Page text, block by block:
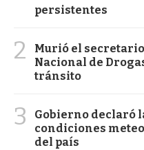
persistentes
2
Murió el
Nacional de
tránsito
3
Gobierno declaró
condiciones
del país